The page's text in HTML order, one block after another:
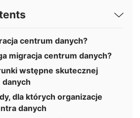
centrum danych?
migracja centrum danych?
wstępne skutecznej
dla których organizacje
danych